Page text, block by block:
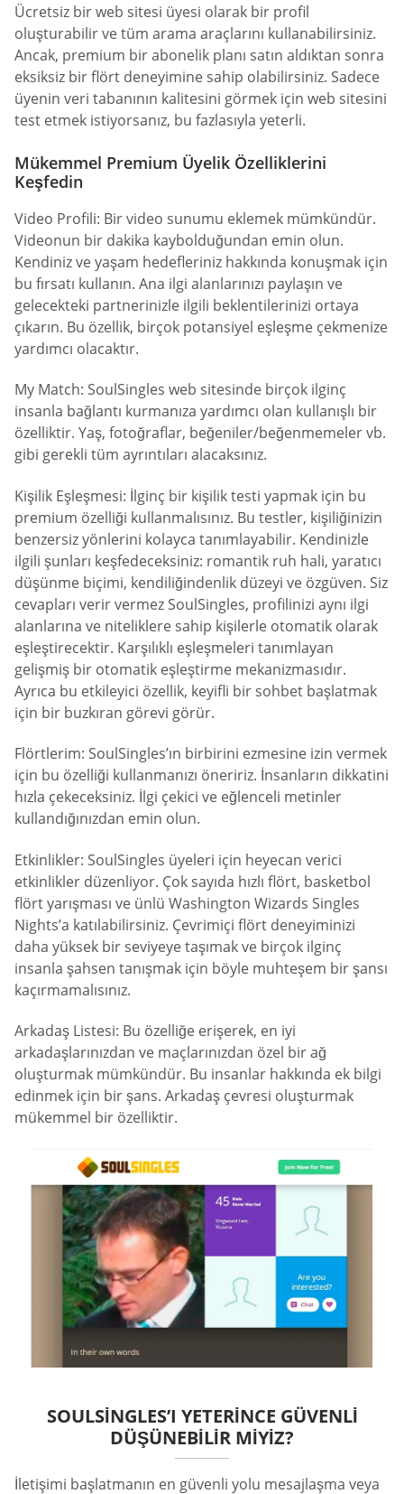
Ücretsiz bir web sitesi üyesi olarak bir profil
oluşturabilir ve tüm arama araçlarını kullanabilirsiniz.
Ancak, premium bir abonelik planı satın aldıktan sonra
eksiksiz bir flört deneyimine sahip olabilirsiniz. Sadece
üyenin veri tabanının kalitesini görmek için web sitesini
test etmek istiyorsanız, bu fazlasıyla yeterli.
Mükemmel Premium Üyelik Özelliklerini
Keşfedin
Video Profili: Bir video sunumu eklemek mümkündür.
Videonun bir dakika kaybolduğundan emin olun.
Kendiniz ve yaşam hedefleriniz hakkında konuşmak için
bu fırsatı kullanın. Ana ilgi alanlarınızı paylaşın ve
gelecekteki partnerinizle ilgili beklentilerinizi ortaya
çıkarın. Bu özellik, birçok potansiyel eşleşme çekmenize
yardımcı olacaktır.
My Match: SoulSingles web sitesinde birçok ilginç
insanla bağlantı kurmanıza yardımcı olan kullanışlı bir
özelliktir. Yaş, fotoğraflar, beğeniler/beğenmemeler vb.
gibi gerekli tüm ayrıntıları alacaksınız.
Kişilik Eşleşmesi: İlginç bir kişilik testi yapmak için bu
premium özelliği kullanmalısınız. Bu testler, kişiliğinizin
benzersiz yönlerini kolayca tanımlayabilir. Kendinizle
ilgili şunları keşfedeceksiniz: romantik ruh hali, yaratıcı
düşünme biçimi, kendiliğindenlik düzeyi ve özgüven. Siz
cevapları verir vermez SoulSingles, profilinizi aynı ilgi
alanlarına ve niteliklere sahip kişilerle otomatik olarak
eşleştirecektir. Karşılıklı eşleşmeleri tanımlayan
gelişmiş bir otomatik eşleştirme mekanizmasıdır.
Ayrıca bu etkileyici özellik, keyifli bir sohbet başlatmak
için bir buzkıran görevi görür.
Flörtlerim: SoulSingles’ın birbirini ezmesine izin vermek
için bu özelliği kullanmanızı öneririz. İnsanların dikkatini
hızla çekeceksiniz. İlgi çekici ve eğlenceli metinler
kullandığınızdan emin olun.
Etkinlikler: SoulSingles üyeleri için heyecan verici
etkinlikler düzenliyor. Çok sayıda hızlı flört, basketbol
flört yarışması ve ünlü Washington Wizards Singles
Nights’a katılabilirsiniz. Çevrimiçi flört deneyiminizi
daha yüksek bir seviyeye taşımak ve birçok ilginç
insanla şahsen tanışmak için böyle muhteşem bir şansı
kaçırmamalısınız.
Arkadaş Listesi: Bu özelliğe erişerek, en iyi
arkadaşlarınızdan ve maçlarınızdan özel bir ağ
oluşturmak mümkündür. Bu insanlar hakkında ek bilgi
edinmek için bir şans. Arkadaş çevresi oluşturmak
mükemmel bir özelliktir.
SOULSINGLES’I YETERINCE GÜVENLI
DÜŞÜNEBILIR MIYIZ?
İletişimi başlatmanın en güvenli yolu mesajlaşma veya